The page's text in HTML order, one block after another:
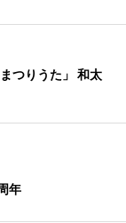
つりうた」 和太
年